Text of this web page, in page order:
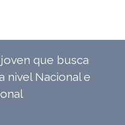
que busca
nivel Nacional e